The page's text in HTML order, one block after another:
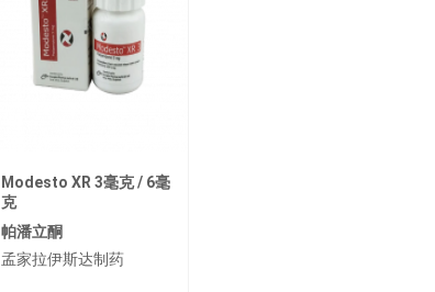
Modesto XR 3毫克 / 6毫
克
帕潘立酮
孟家拉伊斯达制药